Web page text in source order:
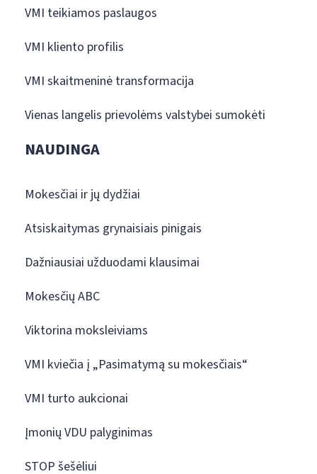
VMI teikiamos paslaugos
VMI kliento profilis
VMI skaitmeninė transformacija
Vienas langelis prievolėms valstybei sumokėti
NAUDINGA
Mokesčiai ir jų dydžiai
Atsiskaitymas grynaisiais pinigais
Dažniausiai užduodami klausimai
Mokesčių ABC
Viktorina moksleiviams
VMI kviečia į „Pasimatymą su mokesčiais“
VMI turto aukcionai
Įmonių VDU palyginimas
STOP šešėliui